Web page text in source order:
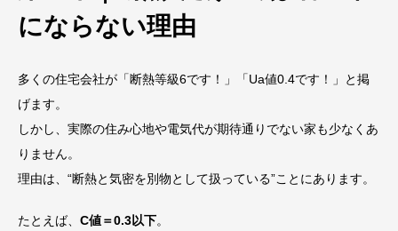
にならない理由
多くの住宅会社が「断熱等級6です！」「Ua値0.4です！」と掲
げます。
しかし、実際の住み心地や電気代が期待通りでない家も少なくあ
りません。
理由は、“断熱と気密を別物として扱っている”ことにあります。
たとえば、 C値＝0.3以下。